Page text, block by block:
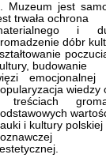
Muzeum jest
trwała ochrona
i
dóbr
budowanie
wiedzy
i kultury